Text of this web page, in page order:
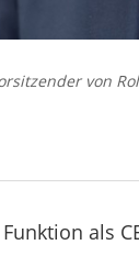
von
als